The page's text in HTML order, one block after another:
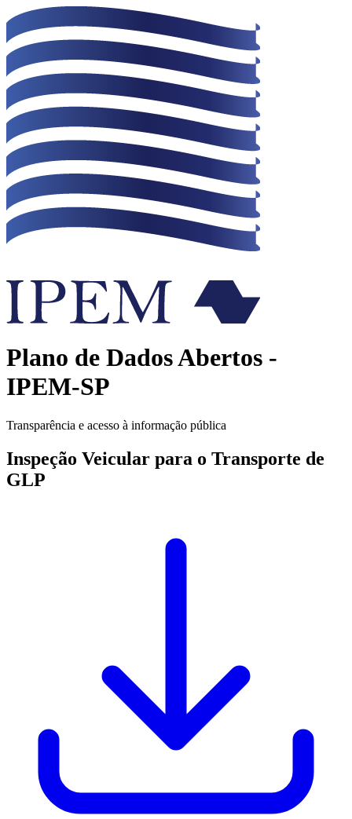
Plano de Dados Abertos -
IPEM-SP
Transparência e acesso à informação pública
Inspeção Veicular para o Transporte de
GLP